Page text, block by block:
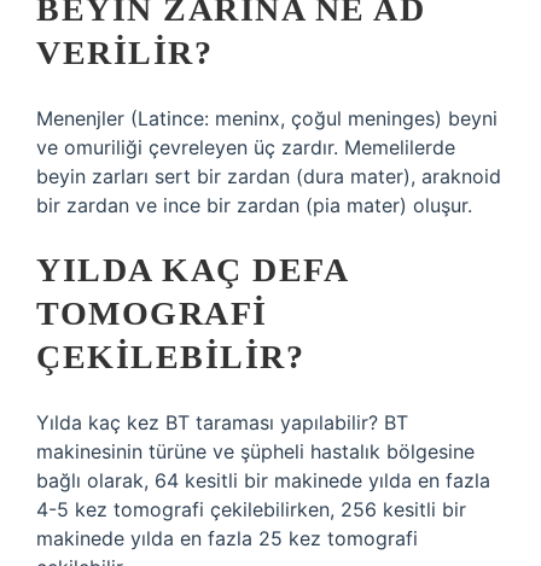
BEYIN ZARINA NE AD
VERILIR?
Menenjler (Latince: meninx, çoğul meninges) beyni
ve omuriliği çevreleyen üç zardır. Memelilerde
beyin zarları sert bir zardan (dura mater), araknoid
bir zardan ve ince bir zardan (pia mater) oluşur.
YILDA KAÇ DEFA
TOMOGRAFI
ÇEKILEBILIR?
Yılda kaç kez BT taraması yapılabilir? BT
makinesinin türüne ve şüpheli hastalık bölgesine
bağlı olarak, 64 kesitli bir makinede yılda en fazla
4-5 kez tomografi çekilebilirken, 256 kesitli bir
makinede yılda en fazla 25 kez tomografi